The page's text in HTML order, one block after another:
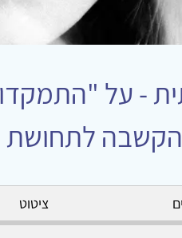
- על
הקשבה לתחושת
ציטוט